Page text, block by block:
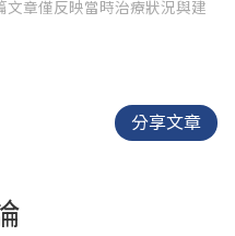
章僅反映當時治療狀況與建
分享文章